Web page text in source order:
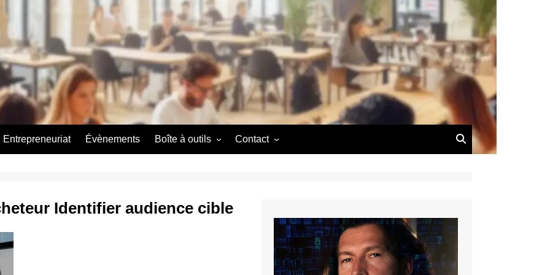
Entrepreneuriat Évènements Boîte à outils Contact
Identifier audience cible